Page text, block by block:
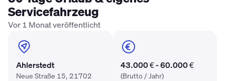
Servicefahrzeug
Vor 1 Monat veröffentlicht
Ahlerstedt
Neue Straße 15, 21702
43.000 € - 60.000 €
(Brutto / Jahr)